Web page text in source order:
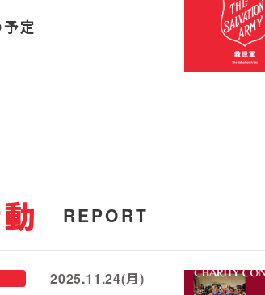
定
REPORT
2025.11.24(月)